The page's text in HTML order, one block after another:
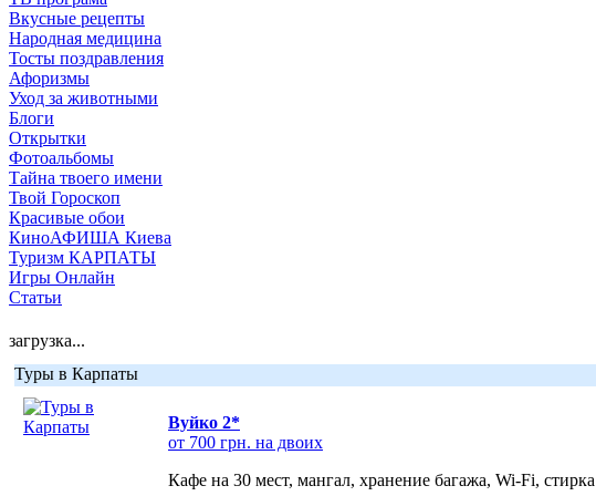
Вкусные рецепты
Народная медицина
Тосты поздравления
Афоризмы
Уход за животными
Блоги
Открытки
Фотоальбомы
Тайна твоего имени
Твой Гороскоп
Красивые обои
КиноАФИША Киева
Туризм КАРПАТЫ
Игры Онлайн
Статьи
загрузка...
Туры в Карпаты
Вуйко 2*
от 700 грн. на двоих
Кафе на 30 мест, мангал, хранение багажа, Wi-Fi,